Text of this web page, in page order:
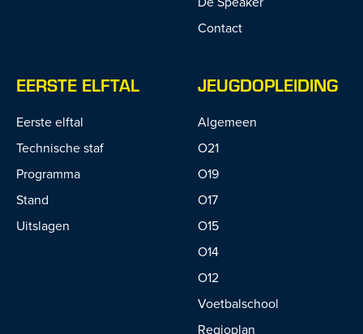
Contact
EERSTE ELFTAL
Eerste elftal
Technische staf
Programma
Stand
Uitslagen
JEUGDOPLEIDING
Algemeen
O21
O19
O17
O15
O14
O12
Voetbalschool
Regioplan